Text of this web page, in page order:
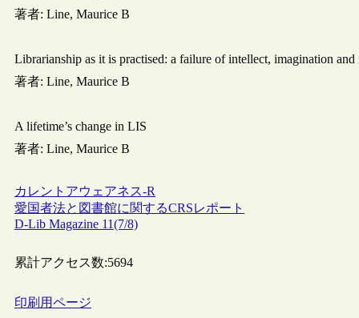
著者: Line, Maurice B
Librarianship as it is practised: a failure of intellect, imagination
著者: Line, Maurice B
A lifetime’s change in LIS
著者: Line, Maurice B
カレントアウェアネス-R
愛国者法と図書館に関するCRSレポート
D-Lib Magazine 11(7/8)
累計アクセス数:5694
印刷用ページ